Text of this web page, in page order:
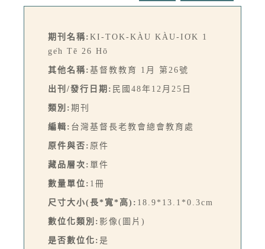
期刊名稱: KI-TOK-KÀU KÀU-IO̍K 1
ge̍h Tē 26 Hō
其他名稱: 基督教教育 1月 第26號
出刊/發行日期: 民國48年12月25日
類別: 期刊
編輯: 台灣基督長老教會總會教育處
原件與否: 原件
藏品層次: 單件
數量單位: 1冊
尺寸大小(長*寬*高): 18.9*13.1*0.3cm
數位化類別: 影像(圖片)
是否數位化: 是